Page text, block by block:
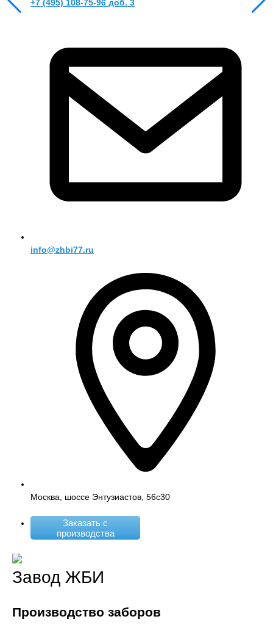
+7 (495) 108-75-96 доб. 3
info@zhbi77.ru
Москва, шоссе Энтузиастов, 56с30
Заказать с
производства
Завод ЖБИ
Производство заборов